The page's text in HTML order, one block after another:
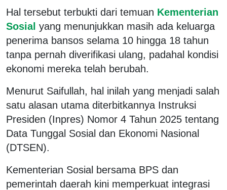
Hal tersebut terbukti dari temuan Kementerian
Sosial yang menunjukkan masih ada keluarga
penerima bansos selama 10 hingga 18 tahun
tanpa pernah diverifikasi ulang, padahal kondisi
ekonomi mereka telah berubah.
Menurut Saifullah, hal inilah yang menjadi salah
satu alasan utama diterbitkannya Instruksi
Presiden (Inpres) Nomor 4 Tahun 2025 tentang
Data Tunggal Sosial dan Ekonomi Nasional
(DTSEN).
Kementerian Sosial bersama BPS dan
pemerintah daerah kini memperkuat integrasi